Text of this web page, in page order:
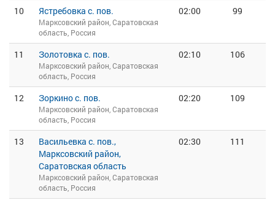
10 Ястребовка с. пов.
Марксовский район, Саратовская
область, Россия
02:00 99
11 Золотовка с. пов.
Марксовский район, Саратовская
область, Россия
02:10 106
12 Зоркино с. пов.
Марксовский район, Саратовская
область, Россия
02:20 109
13
Васильевка с. пов.,
Марксовский район,
Саратовская область
Марксовский район, Саратовская
область, Россия
02:30 111